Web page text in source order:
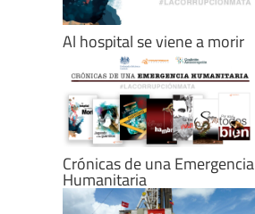
Al hospital se viene a morir
Crónicas de una Emergencia
Humanitaria